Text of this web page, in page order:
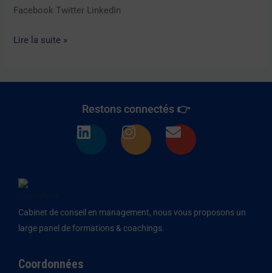
Facebook Twitter LinkedIn
Lire la suite »
Restons connectés 👉
d
i
g
r
E
o
Cabinet de conseil en management, nous vous proposons un
large panel de formations & coachings.
Coordonnées